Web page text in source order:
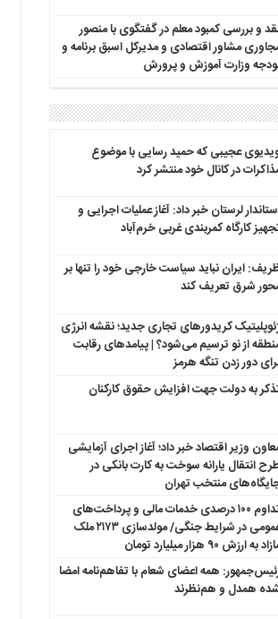
و بررسی کمبود معلم در گفتگوی با منصور
مشاور اقتصادی و مدیرکل اسبق برنامه و
وزارت آموزش و پرورش
عجیبی که حمید رسایی با موضوع
در کانال خود منتشر کرد
لرستان خبر داد: آغاز عملیات اجرایی و
کارگاه کمربندی غربی خرم‌آباد
ایران نباید سیاست خارجی خود را تنها بر
شرق تعریف کند
کریدورهای تجاری جدید؛ نقشه انرژی
از نو ترسیم می‌شود؟ | پیامدهای رقابت
دور زدن تنگه هرمز
به دولت جهت افزایش حقوق کارکنان
وزیر اقتصاد خبر داد؛ آغاز اجرای آزمایشی
انتقال یارانه سوخت به کارت بانکی در
منتخب تهران
تداوم ۱۰۰ درصدی خدمات مالی و پرداخت‌های
عمومی در شرایط جنگی/ مولدسازی ۲۱۷۳ ملک
به ارزش ۹۰ هزار میلیارد تومان
همه اعضای شعام با تفاهم‌نامه امضا
همدل و هم‌نظرند